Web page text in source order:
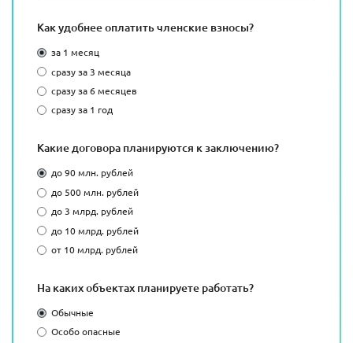
Как удобнее оплатить членские взносы?
за 1 месяц
сразу за 3 месяца
сразу за 6 месяцев
сразу за 1 год
Какие договора планируются к заключению?
до 90 млн. рублей
до 500 млн. рублей
до 3 млрд. рублей
до 10 млрд. рублей
от 10 млрд. рублей
На каких объектах планируете работать?
Обычные
Особо опасные